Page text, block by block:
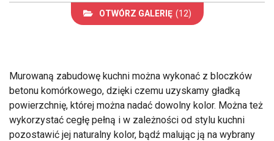
OTWÓRZ GALERIĘ (12)
Murowaną zabudowę kuchni można wykonać z bloczków
betonu komórkowego, dzięki czemu uzyskamy gładką
powierzchnię, której można nadać dowolny kolor. Można też
wykorzystać cegłę pełną i w zależności od stylu kuchni
pozostawić jej naturalny kolor, bądź malując ją na wybrany